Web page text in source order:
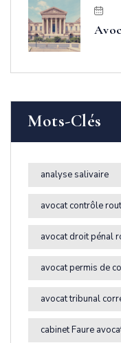
Mots-Clés
analyse salivaire
avocat contrôle
avocat droit pénal
avocat permis de
avocat tribunal
cabinet Faure